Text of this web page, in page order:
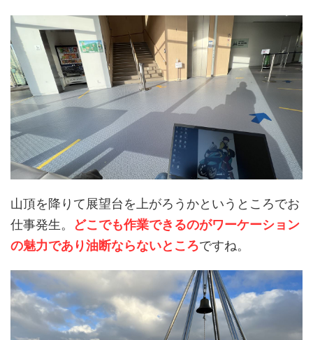
山頂を降りて展望台を上がろうかというところでお
仕事発生。
どこでも作業できるのがワーケーション
の魅力であり油断ならないところですね。